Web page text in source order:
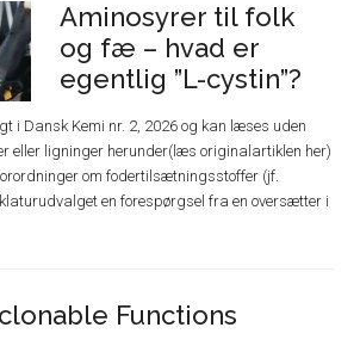
Aminosyrer til folk
og fæ – hvad er
egentlig ”L-cystin”?
i Dansk Kemi nr. 2, 2026 og kan læses uden
eller ligninger herunder(læs originalartiklen her)
om fodertilsætningsstoffer (jf.
en forespørgsel fra en oversætter i
Functions